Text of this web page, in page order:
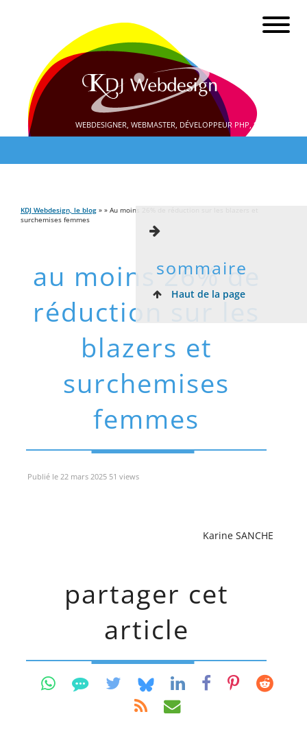
WEBDESIGNER, WEBMASTER, DÉVELOPPEUR PHP, SEO
KDJ Webdesign, le blog » » Au moins 26% de réduction sur les blazers et
surchemises femmes
au moins 26% de
réduction sur les
blazers et
surchemises
femmes
sommaire
Haut de la page
Publié le 22 mars 2025 51 views
Karine SANCHE
partager cet
article